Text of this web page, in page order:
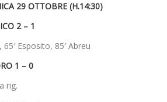
29 OTTOBRE (H.14:30)
2 – 1
65′ Esposito, 85′ Abreu
1 – 0
rig.